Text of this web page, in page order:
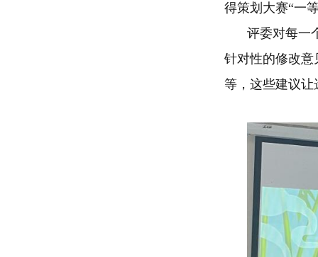
得策划大赛“一
评委对每一
针对性的修改
等，这些建议